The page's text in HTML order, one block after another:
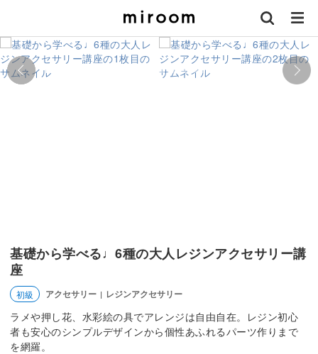
基礎から学べる♩6種の大人レジンアクセサリー講
座
初級 アクセサリー | レジンアクセサリー
ラメや押し花、水彩絵の具でアレンジは自由自在。レジン初心
者も安心のシンプルデザインから個性あふれるパーツ作りまで
を網羅。